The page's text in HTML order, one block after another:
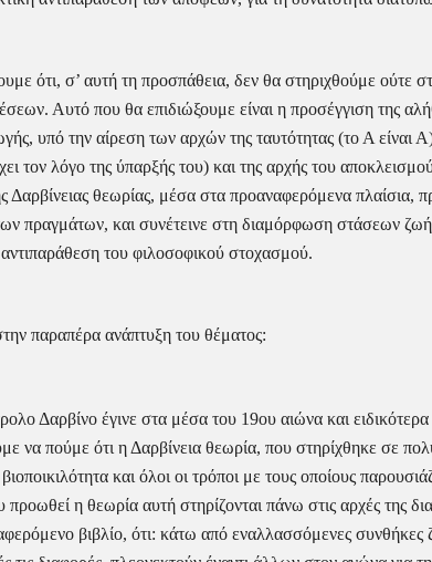
ότι, σ’ αυτή τη προσπάθεια, δεν θα στηριχθούμε ούτε
Αυτό που θα επιδιώξουμε είναι η προσέγγιση της
υπό την αίρεση των αρχών της ταυτότητας (το Α είναι
τον λόγο της ύπαρξής του) και της αρχής του
θεωρίας, μέσα στα προαναφερόμενα πλαίσια,
πραγμάτων, και συνέτεινε στη διαμόρφωση στάσεων
του φιλοσοφικού στοχασμού.
παραπέρα ανάπτυξη του θέματος:
Δαρβίνο έγινε στα μέσα του 19ου αιώνα και
ότι η Δαρβίνεια θεωρία, που στηρίχθηκε σε
και όλοι οι τρόποι με τους οποίους
η θεωρία αυτή στηρίζονται πάνω στις αρχές της
βιβλίο, ότι: κάτω από εναλλασσόμενες